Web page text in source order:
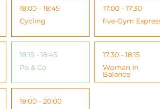
18:00 - 18:45
Cycling
18:15 - 18:45
Po & Co
19:00 - 20:00
17:00 - 17:30
five-Gym
17:30 - 18:15
Woman In
Balance